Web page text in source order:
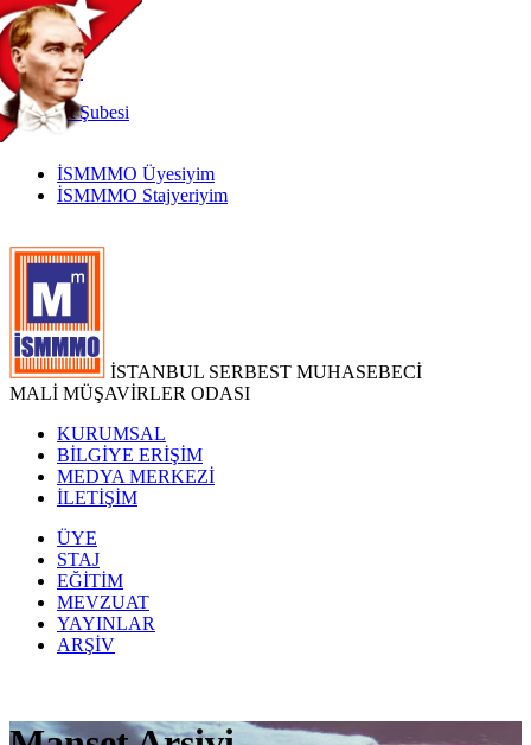
TR
|
EN
İnternetŞubesi
İSMMMO Üyesiyim
İSMMMO Stajyeriyim
İSTANBUL SERBEST MUHASEBECİ
MALİ MÜŞAVİRLER ODASI
KURUMSAL
BİLGİYE ERİŞİM
MEDYA MERKEZİ
İLETİŞİM
ÜYE
STAJ
EĞİTİM
MEVZUAT
YAYINLAR
ARŞİV